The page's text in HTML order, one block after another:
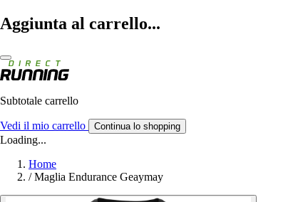
Aggiunta al carrello...
Subtotale carrello
Vedi il mio carrello Continua lo shopping
Loading...
Home
/ Maglia Endurance Geaymay